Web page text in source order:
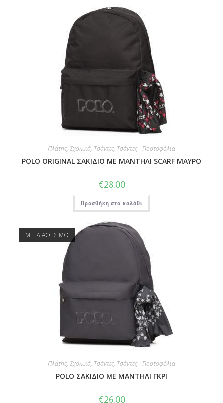
Πλάτης, Σχολικά, Τσάντες, Τσάντες - Πορτοφόλια
POLO ORIGINAL ΣΑΚΙΔΙΟ ΜΕ ΜΑΝΤΗΛΙ SCARF ΜΑΥΡΟ
€28.00
Προσθήκη στο καλάθι
ΜΗ ΔΙΑΘΕΣΙΜΟ
Πλάτης, Σχολικά, Τσάντες, Τσάντες - Πορτοφόλια
POLO ΣΑΚΙΔΙΟ ΜΕ ΜΑΝΤΗΛΙ ΓΚΡΙ
€26.00